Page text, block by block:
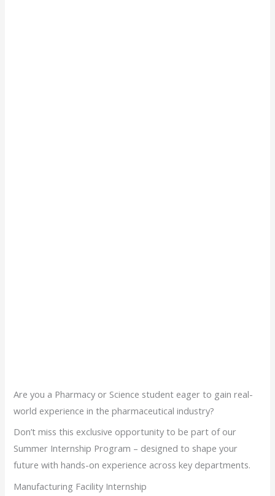
Are you a Pharmacy or Science student eager to gain real-
world experience in the pharmaceutical industry?
Don’t miss this exclusive opportunity to be part of our
Summer Internship Program – designed to shape your
future with hands-on experience across key departments.
Manufacturing Facility Internship